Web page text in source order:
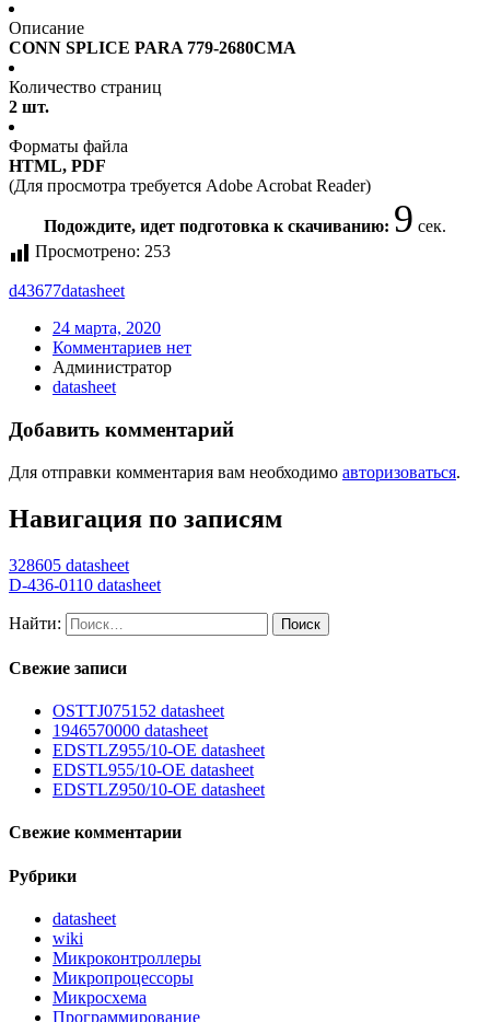
Описание
CONN SPLICE PARA 779-2680CMA
Количество страниц
2 шт.
Форматы файла
HTML, PDF
(Для просмотра требуется Adobe Acrobat Reader)
Подождите, идет подготовка к скачиванию: 9 сек.
Просмотрено: 253
d43677datasheet
24 марта, 2020
Комментариев нет
Администратор
datasheet
Добавить комментарий
Для отправки комментария вам необходимо авторизоваться.
Навигация по записям
328605 datasheet
D-436-0110 datasheet
Найти:
Свежие записи
OSTTJ075152 datasheet
1946570000 datasheet
EDSTLZ955/10-OE datasheet
EDSTL955/10-OE datasheet
EDSTLZ950/10-OE datasheet
Свежие комментарии
Рубрики
datasheet
wiki
Микроконтроллеры
Микропроцессоры
Микросхема
Программирование